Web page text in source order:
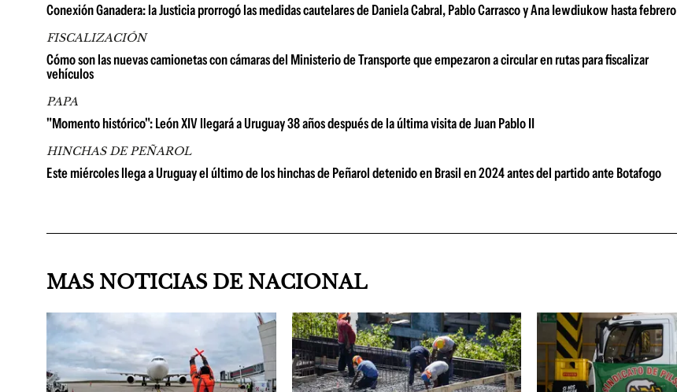
Conexión Ganadera: la Justicia prorrogó las medidas cautelares de Daniela Cabral, Pablo Carrasco y Ana Iewdiukow hasta febrero
FISCALIZACIÓN
Cómo son las nuevas camionetas con cámaras del Ministerio de Transporte que empezaron a circular en rutas para fiscalizar
vehículos
PAPA
"Momento histórico": León XIV llegará a Uruguay 38 años después de la última visita de Juan Pablo II
HINCHAS DE PEÑAROL
Este miércoles llega a Uruguay el último de los hinchas de Peñarol detenido en Brasil en 2024 antes del partido ante Botafogo
MAS NOTICIAS DE NACIONAL